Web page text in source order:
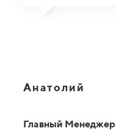
Анатолий
Главный Менеджер